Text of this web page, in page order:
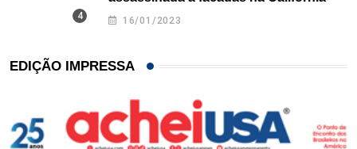
16/01/2023
EDIÇÃO IMPRESSA